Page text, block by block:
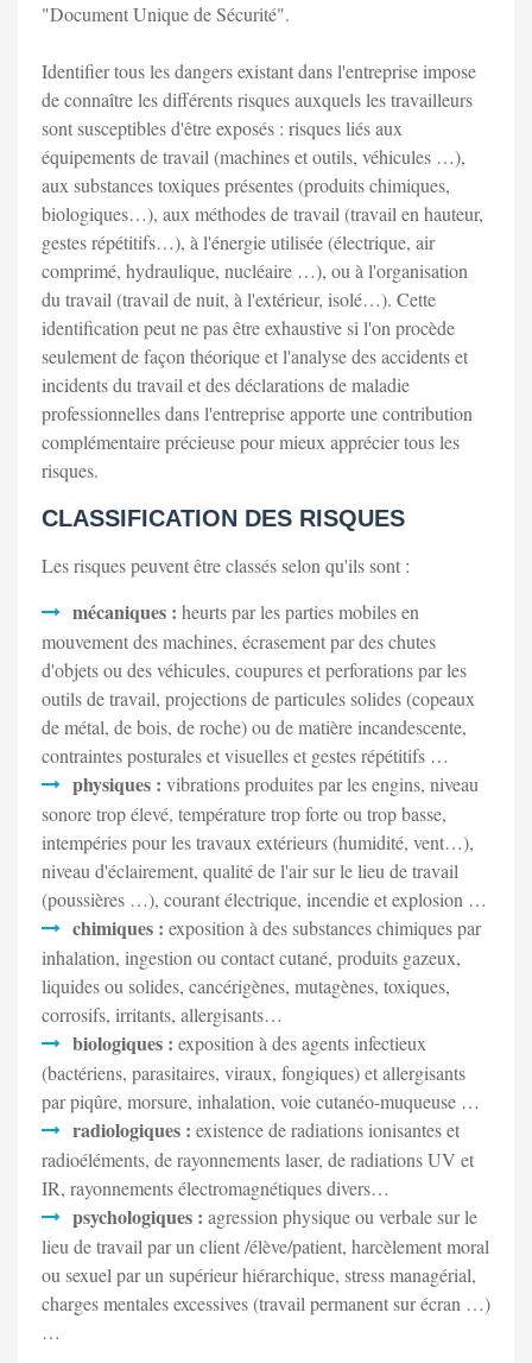
"Document Unique de Sécurité".
Identifier tous les dangers existant dans l'entreprise impose
de connaître les différents risques auxquels les travailleurs
sont susceptibles d'être exposés : risques liés aux
équipements de travail (machines et outils, véhicules …),
aux substances toxiques présentes (produits chimiques,
biologiques…), aux méthodes de travail (travail en hauteur,
gestes répétitifs…), à l'énergie utilisée (électrique, air
comprimé, hydraulique, nucléaire …), ou à l'organisation
du travail (travail de nuit, à l'extérieur, isolé…). Cette
identification peut ne pas être exhaustive si l'on procède
seulement de façon théorique et l'analyse des accidents et
incidents du travail et des déclarations de maladie
professionnelles dans l'entreprise apporte une contribution
complémentaire précieuse pour mieux apprécier tous les
risques.
CLASSIFICATION DES RISQUES
Les risques peuvent être classés selon qu'ils sont :
mécaniques : heurts par les parties mobiles en
mouvement des machines, écrasement par des chutes
d'objets ou des véhicules, coupures et perforations par les
outils de travail, projections de particules solides (copeaux
de métal, de bois, de roche) ou de matière incandescente,
contraintes posturales et visuelles et gestes répétitifs …
physiques : vibrations produites par les engins, niveau
sonore trop élevé, température trop forte ou trop basse,
intempéries pour les travaux extérieurs (humidité, vent…),
niveau d'éclairement, qualité de l'air sur le lieu de travail
(poussières …), courant électrique, incendie et explosion …
chimiques : exposition à des substances chimiques par
inhalation, ingestion ou contact cutané, produits gazeux,
liquides ou solides, cancérigènes, mutagènes, toxiques,
corrosifs, irritants, allergisants…
biologiques : exposition à des agents infectieux
(bactériens, parasitaires, viraux, fongiques) et allergisants
par piqûre, morsure, inhalation, voie cutanéo-muqueuse …
radiologiques : existence de radiations ionisantes et
radioéléments, de rayonnements laser, de radiations UV et
IR, rayonnements électromagnétiques divers…
psychologiques : agression physique ou verbale sur le
lieu de travail par un client /élève/patient, harcèlement moral
ou sexuel par un supérieur hiérarchique, stress managérial,
charges mentales excessives (travail permanent sur écran …)
…